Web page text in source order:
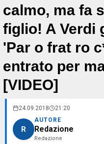
calmo, ma fa
figlio! A Verdi
'Par o frat ro
entrato per
[VIDEO]
24.09.2018 21:20
R
AUTORE
Redazione
Redazione